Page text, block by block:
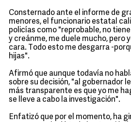
Consternado ante el informe de
menores, el funcionario estatal
policías como "reprobable, no
y creánme, me duele mucho, pero
cara. Todo esto me desgarra -
hijas".
Afirmó que aunque todavía no
sobre su decisión, "al gobernador
más transparente es que yo me
se lleve a cabo la investigación".
Enfatizó que por el momento, ha